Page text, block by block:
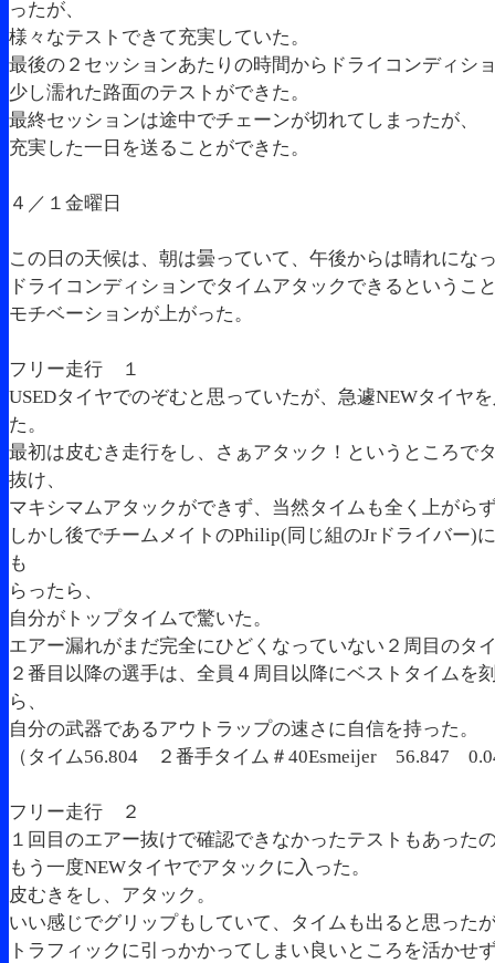
ったが、
様々なテストできて充実していた。
最後の２セッションあたりの時間からドライコンディシ
少し濡れた路面のテストができた。
最終セッションは途中でチェーンが切れてしまったが、
充実した一日を送ることができた。
４／１金曜日
この日の天候は、朝は曇っていて、午後からは晴れにな
ドライコンディションでタイムアタックできるというこ
モチベーションが上がった。
フリー走行 １
USEDタイヤでのぞむと思っていたが、急遽NEWタイヤ
た。
最初は皮むき走行をし、さぁアタック！というところで
抜け、
マキシマムアタックができず、当然タイムも全く上がら
しかし後でチームメイトのPhilip(同じ組のJrドライバー)
も
らったら、
自分がトップタイムで驚いた。
エアー漏れがまだ完全にひどくなっていない２周目のタ
２番目以降の選手は、全員４周目以降にベストタイムを
ら、
自分の武器であるアウトラップの速さに自信を持った。
（タイム56.804 ２番手タイム＃40Esmeijer 56.847
フリー走行 ２
１回目のエアー抜けで確認できなかったテストもあった
もう一度NEWタイヤでアタックに入った。
皮むきをし、アタック。
いい感じでグリップもしていて、タイムも出ると思った
トラフィックに引っかかってしまい良いところを活かせ